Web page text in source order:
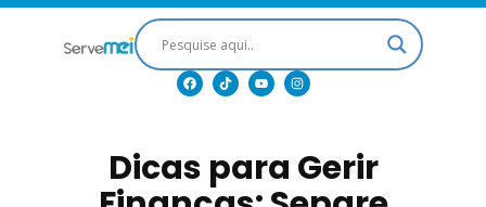
Dicas para Gerir